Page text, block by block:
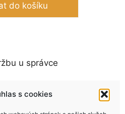
s cookies
do košíku
u správce